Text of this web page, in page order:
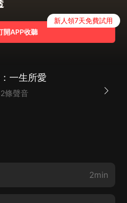
開APP收聽
新人領7天免費試用
一生所愛
條聲音
2min